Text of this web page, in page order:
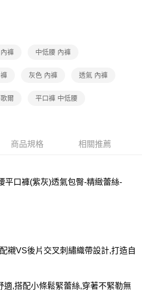
含以上)免運費
褲 中低腰 內褲
灰色 內褲 透氣 內褲
爾 平口褲 中低腰
商品規格 相關推薦
平口褲(紫灰)透氣包臀-精緻蕾絲-
襯VS後片交叉刺繡織帶設計,打造自
適,搭配小條鬆緊蕾絲,穿著不緊勒無